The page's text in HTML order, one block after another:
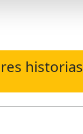
historias